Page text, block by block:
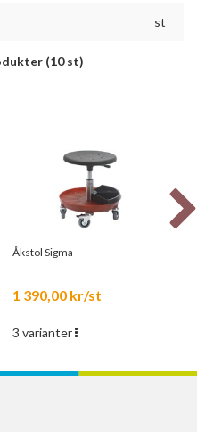
st
(10 st)
Åkstol Sigma
1 390,00 kr/st
3 varianter